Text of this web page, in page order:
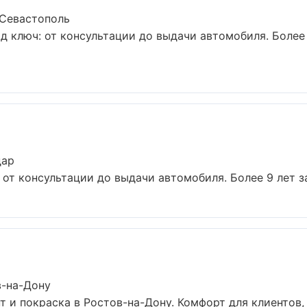
ключ: от консультации до выдачи автомобиля.
консультации до выдачи автомобиля. Более 9 лет
на-Дону
покраска в Ростов-на-Дону. Комфорт для